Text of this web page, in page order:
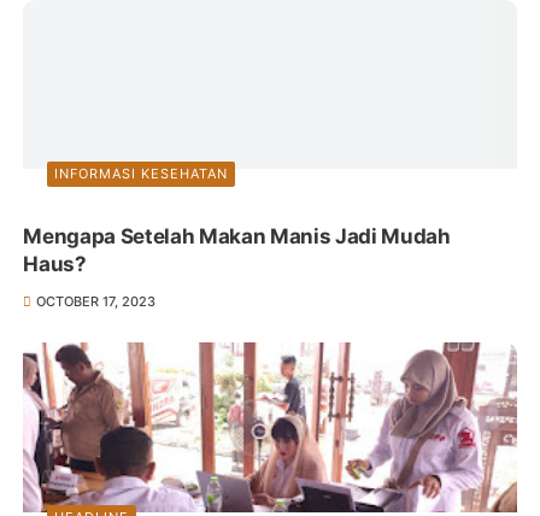
INFORMASI KESEHATAN
Mengapa Setelah Makan Manis Jadi Mudah
Haus?
OCTOBER 17, 2023